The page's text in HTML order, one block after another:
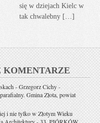
się w dziejach Kielc w
tak chwalebny […]
KOMENTARZE
- Grzegorz Cichy-
Gmina Złota, powiat
i nie tylko w Złotym Wieku
Architektury-33. PIÓRKÓW.